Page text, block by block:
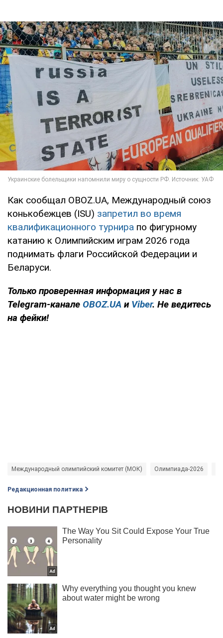
Как сообщал OBOZ.UA, Международный союз
конькобежцев (ISU) запретил во время
квалификационного турнира по фигурному
катанию к Олимпийским играм 2026 года
поднимать флаги Российской Федерации и
Беларуси.
Только проверенная информация у нас в
Telegram-канале OBOZ.UA и Viber. Не ведитесь
на фейки!
Международный олимпийский комитет (МОК) Олимпиада-2026
Редакционная политика